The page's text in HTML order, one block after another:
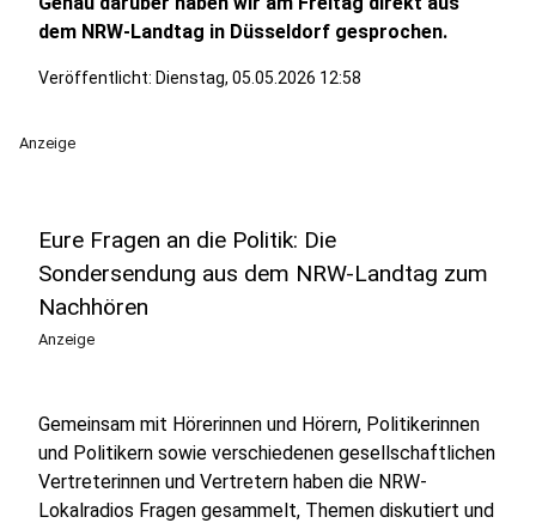
dem NRW-Landtag in Düsseldorf gesprochen.
Veröffentlicht: Dienstag, 05.05.2026 12:58
Anzeige
Eure Fragen an die Politik: Die
Sondersendung aus dem NRW-Landtag zum
Nachhören
Anzeige
Gemeinsam mit Hörerinnen und Hörern, Politikerinnen
und Politikern sowie verschiedenen gesellschaftlichen
Vertreterinnen und Vertretern haben die NRW-
Lokalradios Fragen gesammelt, Themen diskutiert und